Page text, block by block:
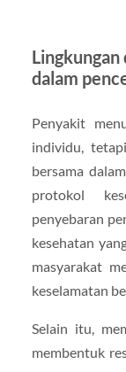
dalam
Penyakit
individu,
bersama
protokol
penyebaran
kesehatan
masyarakat
keselamatan
Selain itu,
membentuk